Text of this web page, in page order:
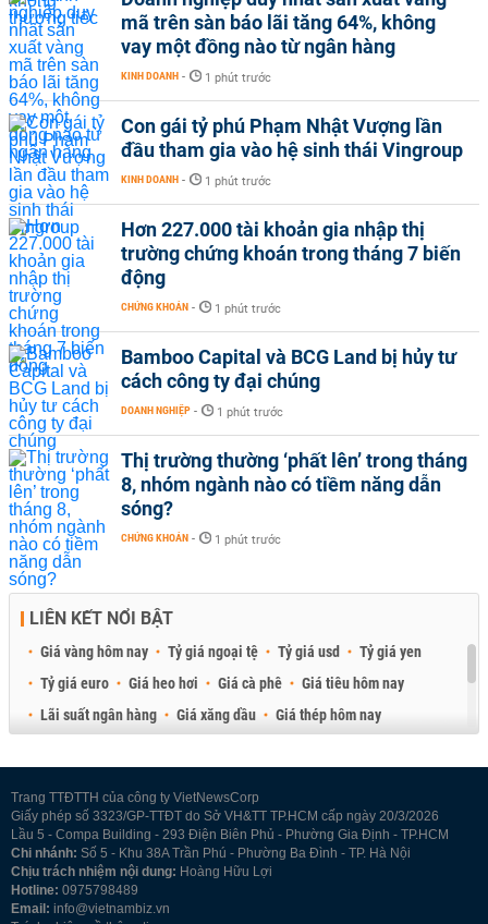
mã trên sàn báo lãi tăng 64%, không
vay một đồng nào từ ngân hàng
KINH DOANH - 1 phút trước
Con gái tỷ phú Phạm Nhật Vượng lần
đầu tham gia vào hệ sinh thái Vingroup
KINH DOANH - 1 phút trước
Hơn 227.000 tài khoản gia nhập thị
trường chứng khoán trong tháng 7 biến
động
CHỨNG KHOÁN - 1 phút trước
Bamboo Capital và BCG Land bị hủy tư
cách công ty đại chúng
DOANH NGHIỆP - 1 phút trước
Thị trường thường ‘phất lên’ trong tháng
8, nhóm ngành nào có tiềm năng dẫn
sóng?
CHỨNG KHOÁN - 1 phút trước
LIÊN KẾT NỔI BẬT
Giá vàng hôm nay Tỷ giá ngoại tệ Tỷ giá usd
Tỷ giá yen
Tỷ giá euro
Giá heo hơi Giá cà phê
Giá tiêu hôm nay
Lãi suất ngân hàng
Giá xăng dầu
Giá thép hôm nay
Trang TTĐTTH của công ty VietNewsCorp
Giấy phép số 3323/GP-TTĐT do Sở VH&TT TP.HCM cấp ngày 20/3/2026
Lầu 5 - Compa Building - 293 Điện Biên Phủ - Phường Gia Định - TP.HCM
Chi nhánh: Số 5 - Khu 38A Trần Phú - Phường Ba Đình - TP. Hà Nội
Chịu trách nhiệm nội dung: Hoàng Hữu Lợi
Hotline: 0975798489
Email: info@vietnambiz.vn